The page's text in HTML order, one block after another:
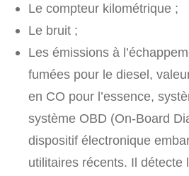
Le compteur kilométrique ;
Le bruit ;
Les émissions à
fumées pour le diesel,
en CO pour l’essence,
système OBD (On-Board
dispositif électronique
utilitaires récents. Il détecte